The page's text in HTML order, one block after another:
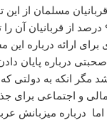
مسلمان از این
داشت کسانی که ۹۵ درصد از
برای ارائه درباره
درباره پایان
مگر انکه به دولتی که
و اجتماعی برای
درباره میزبانش